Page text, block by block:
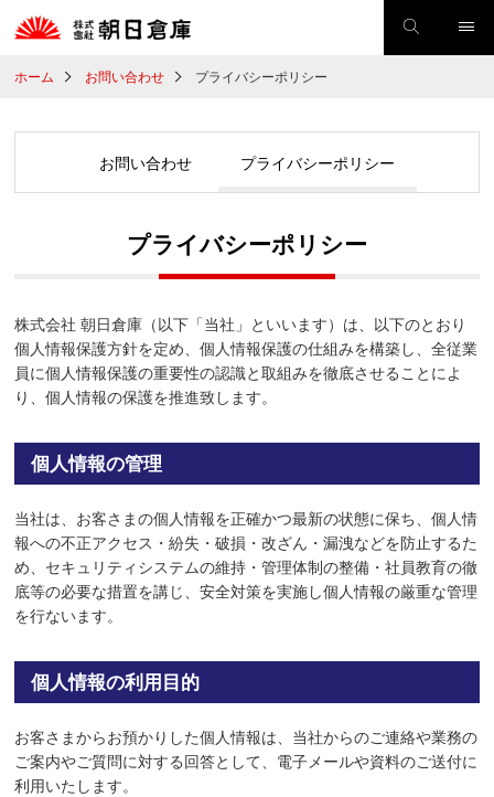
ホーム お問い合わせ プライバシーポリシー
お問い合わせ プライバシーポリシー
プライバシーポリシー
株式会社 朝日倉庫（以下「当社」といいます）は、以下のとおり
個人情報保護方針を定め、個人情報保護の仕組みを構築し、全従業
員に個人情報保護の重要性の認識と取組みを徹底させることによ
り、個人情報の保護を推進致します。
個人情報の管理
当社は、お客さまの個人情報を正確かつ最新の状態に保ち、個人情
報への不正アクセス・紛失・破損・改ざん・漏洩などを防止するた
め、セキュリティシステムの維持・管理体制の整備・社員教育の徹
底等の必要な措置を講じ、安全対策を実施し個人情報の厳重な管理
を行ないます。
個人情報の利用目的
お客さまからお預かりした個人情報は、当社からのご連絡や業務の
ご案内やご質問に対する回答として、電子メールや資料のご送付に
利用いたします。